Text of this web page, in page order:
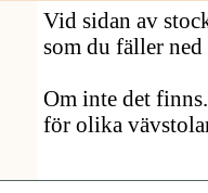
Vid sidan av
som du fäller
Om inte det
för olika